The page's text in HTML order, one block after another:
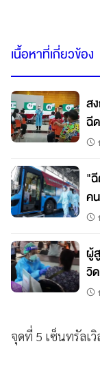
เนื้อหาที่เกี่ยวข้อง
ส
ฉี
"
ค
ผู้
วิ
จุดที่ 5 เซ็นทรัลเวิ